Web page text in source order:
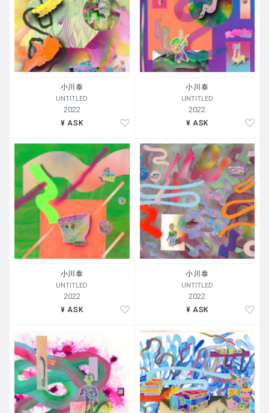
小川泰
UNTITLED
2022
¥ ASK
小川泰
UNTITLED
2022
¥ ASK
小川泰
UNTITLED
2022
¥ ASK
小川泰
UNTITLED
2022
¥ ASK